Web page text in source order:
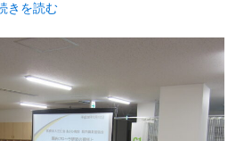
きを読む